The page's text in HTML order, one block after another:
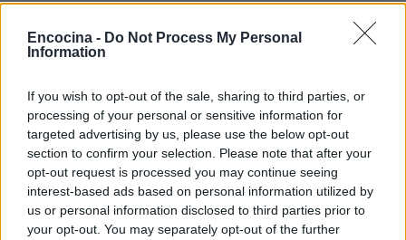
Encocina - Do Not Process My Personal
Information
If you wish to opt-out of the sale, sharing to third parties, or
processing of your personal or sensitive information for
targeted advertising by us, please use the below opt-out
section to confirm your selection. Please note that after your
opt-out request is processed you may continue seeing
interest-based ads based on personal information utilized by
us or personal information disclosed to third parties prior to
your opt-out. You may separately opt-out of the further
staff